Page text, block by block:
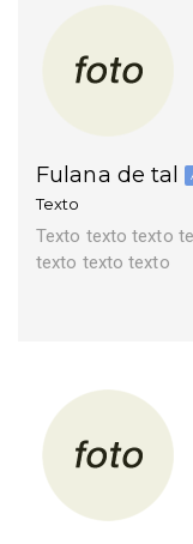
Fulana de tal
Texto
Texto texto texto
texto texto texto